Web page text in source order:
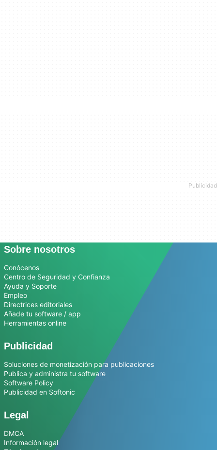
Sobre nosotros
Conócenos
Centro de Seguridad y Confianza
Ayuda y Soporte
Empleo
Directrices editoriales
Añade tu software / app
Herramientas online
Publicidad
Soluciones de monetización para publicaciones
Publica y administra tu software
Software Policy
Publicidad en Softonic
Legal
DMCA
Información legal